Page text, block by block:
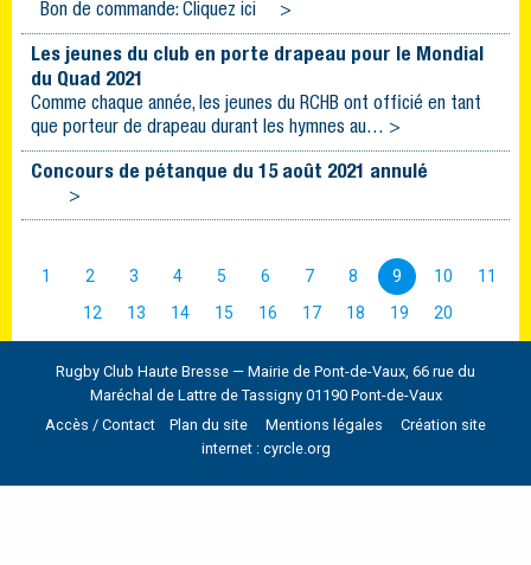
Bon de commande: Cliquez ici >
Les jeunes du club en porte drapeau pour le Mondial
du Quad 2021
Comme chaque année, les jeunes du RCHB ont officié en tant
que porteur de drapeau durant les hymnes au… >
Concours de pétanque du 15 août 2021 annulé
>
1 2 3 4 5 6 7 8 9 10
11
12
13 14 15 16 17 18 19 20
Rugby Club Haute Bresse — Mairie de Pont-de-Vaux, 66 rue du
Maréchal de Lattre de Tassigny 01190 Pont-de-Vaux
Accès / Contact
Plan du site Mentions légales
Création site
internet : cyrcle.org